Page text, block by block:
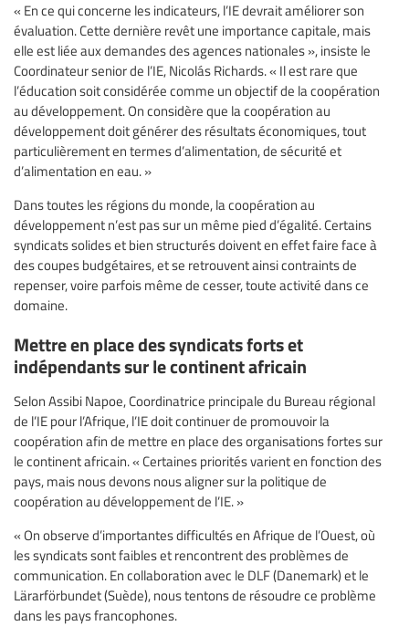
« En ce qui concerne les indicateurs, l’IE devrait améliorer son
évaluation. Cette dernière revêt une importance capitale, mais
elle est liée aux demandes des agences nationales », insiste le
Coordinateur senior de l’IE, Nicolás Richards. « Il est rare que
l’éducation soit considérée comme un objectif de la coopération
au développement. On considère que la coopération au
développement doit générer des résultats économiques, tout
particulièrement en termes d’alimentation, de sécurité et
d’alimentation en eau. »
Dans toutes les régions du monde, la coopération au
développement n’est pas sur un même pied d’égalité. Certains
syndicats solides et bien structurés doivent en effet faire face à
des coupes budgétaires, et se retrouvent ainsi contraints de
repenser, voire parfois même de cesser, toute activité dans ce
domaine.
Mettre en place des syndicats forts et
indépendants sur le continent africain
Selon Assibi Napoe, Coordinatrice principale du Bureau régional
de l’IE pour l’Afrique, l’IE doit continuer de promouvoir la
coopération afin de mettre en place des organisations fortes sur
le continent africain. « Certaines priorités varient en fonction des
pays, mais nous devons nous aligner sur la politique de
coopération au développement de l’IE. »
« On observe d’importantes difficultés en Afrique de l’Ouest, où
les syndicats sont faibles et rencontrent des problèmes de
communication. En collaboration avec le DLF (Danemark) et le
Lärarförbundet (Suède), nous tentons de résoudre ce problème
dans les pays francophones.